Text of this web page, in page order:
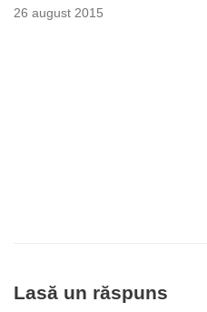
26 august 2015
Lasă un răspuns